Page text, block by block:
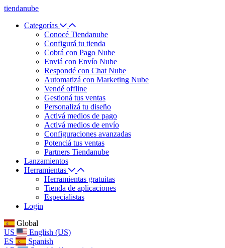
tiendanube
Categorías
Conocé Tiendanube
Configurá tu tienda
Cobrá con Pago Nube
Enviá con Envío Nube
Respondé con Chat Nube
Automatizá con Marketing Nube
Vendé offline
Gestioná tus ventas
Personalizá tu diseño
Activá medios de pago
Activá medios de envío
Configuraciones avanzadas
Potenciá tus ventas
Partners Tiendanube
Lanzamientos
Herramientas
Herramientas gratuitas
Tienda de aplicaciones
Especialistas
Login
Global
US
English (US)
ES
Spanish